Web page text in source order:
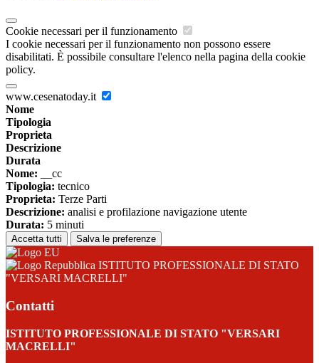
Cookie necessari per il funzionamento
I cookie necessari per il funzionamento non possono essere
disabilitati. È possibile consultare l'elenco nella pagina della cookie
policy.
www.cesenatoday.it
Nome
Tipologia
Proprieta
Descrizione
Durata
Nome: __cc
Tipologia: tecnico
Proprieta: Terze Parti
Descrizione: analisi e profilazione navigazione utente
Durata: 5 minuti
Accetta tutti Salva le preferenze
ISTITUTO PROFESSIONALE DI STATO
"VERSARI MACRELLI"
Contatti
ISTITUTO PROFESSIONALE DI STATO "VERSARI
MACRELLI"